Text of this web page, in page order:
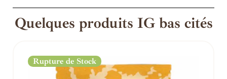
Quelques produits IG bas cités
Rupture de Stock